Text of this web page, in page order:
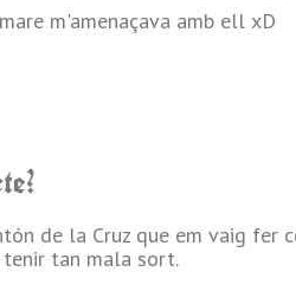
m'amenaçava amb ell xD
de la Cruz que em vaig fer
tan mala sort.